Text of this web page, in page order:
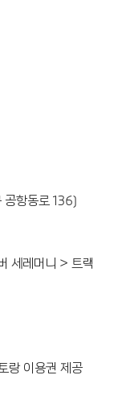
항동로 136)
세레머니 > 트랙
랑 이용권 제공